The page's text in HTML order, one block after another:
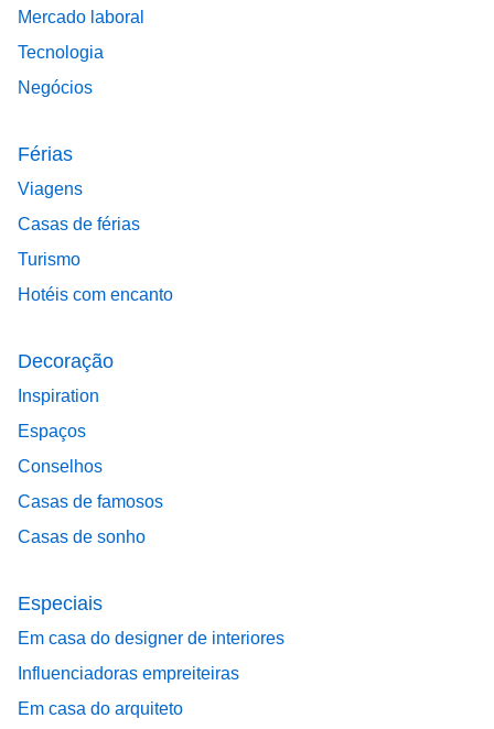
Mercado laboral
Tecnologia
Negócios
Férias
Viagens
Casas de férias
Turismo
Hotéis com encanto
Decoração
Inspiration
Espaços
Conselhos
Casas de famosos
Casas de sonho
Especiais
Em casa do designer de interiores
Influenciadoras empreiteiras
Em casa do arquiteto